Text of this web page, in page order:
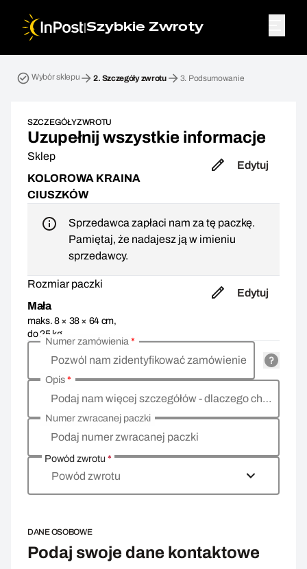
|Szybkie Zwroty
Wybór sklepu 2. Szczegóły zwrotu 3. Podsumowanie
SZCZEGÓŁY ZWROTU
Uzupełnij wszystkie informacje
Sklep
KOLOROWA KRAINA
CIUSZKÓW
Edytuj
Sprzedawca zapłaci nam za tę paczkę.
Pamiętaj, że nadajesz ją w imieniu
sprzedawcy.
Rozmiar paczki
Mała
maks. 8 × 38 × 64 cm,
do 25 kg
Edytuj
Pozwól nam zidentyfikować zamówienie
Numer zamówienia*
Podaj nam więcej szczegółów - dlaczego chcesz zwrócić towar, co jest powodem?
Opis*
Podaj numer zwracanej paczki
Numer zwracanej paczki
Powód zwrotu*
Powód zwrotu
DANE OSOBOWE
Podaj swoje dane kontaktowe